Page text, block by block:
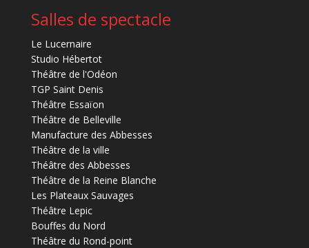
Salles de spectacle
Le Lucernaire
Studio Hébertot
Théâtre de l'Odéon
TGP Saint Denis
Théâtre Essaïon
Théâtre de Belleville
Manufacture des Abbesses
Théâtre de la ville
Théâtre des Abbesses
Théâtre de la Reine Blanche
Les Plateaux Sauvages
Théâtre Lepic
Bouffes du Nord
Théâtre du Rond-point